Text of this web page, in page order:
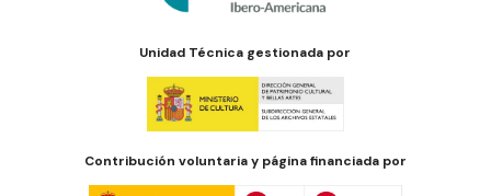
Unidad Técnica gestionada por
Contribución voluntaria y página financiada por